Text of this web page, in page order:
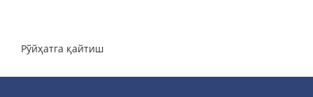
Рўйҳатга қайтиш